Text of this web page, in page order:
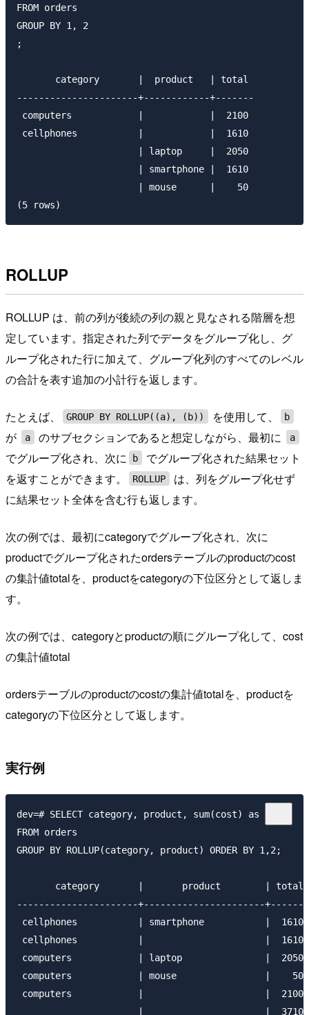
FROM orders
GROUP BY 1, 2
;
       category       |  product   | total
----------------------+------------+-------
computers            |            |  2100
cellphones           |            |  1610
                      | laptop     |  2050
                      | smartphone |  1610
                      | mouse      |    50
ROLLUP
ROLLUP は、前の列が後続の列の親と見なされる階層を想
定しています。指定された列でデータをグループ化し、グ
ループ化された行に加えて、グループ化列のすべてのレベル
の合計を表す追加の小計行を返します。
たとえば、 GROUP BY ROLLUP((a), (b)) を使用して、 b
が a のサブセクションであると想定しながら、最初に a
でグループ化され、次に b
でグループ化された結果セット
を返すことができます。
ROLLUP
は、列をグループ化せず
に結果セット全体を含む行も返します。
次の例では、最初にcategoryでグループ化され、次に
productでグループ化されたordersテーブルのproductのcost
の集計値totalを、productをcategoryの下位区分として返しま
す。
次の例では、categoryとproductの順にグループ化して、cost
の集計値total
ordersテーブルのproductのcostの集計値totalを、productを
categoryの下位区分として返します。
実行例
dev=# SELECT category, product, sum(cost) as total
FROM orders
GROUP BY ROLLUP(category, product) ORDER BY 1,2;
       category       |       product        | total
----------------------+----------------------+-------
cellphones           | smartphone           |  1610 <-
cellphones           |                      |  1610 <-
computers            | laptop               |  2050 <- 小
computers            | mouse                |    50 <- 小
computers            |                      |  2100 <-
|                      |  3710